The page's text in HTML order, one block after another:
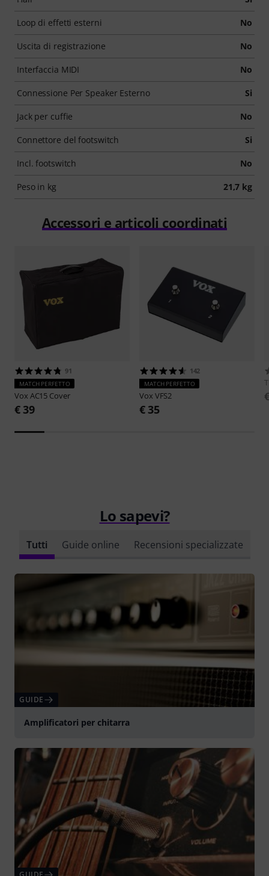
Loop di effetti esterni No
Uscita di registrazione No
Interfaccia MIDI No
Connessione Per Speaker Esterno Si
Jack per cuffie No
Connettore del footswitch Si
Incl. footswitch No
Peso in kg 21,7 kg
Accessori e articoli coordinati
91
MATCH PERFETTO
Vox AC15 Cover
€ 39
142
MATCH PERFETTO
Vox VFS2
€ 35
Lo sapevi?
Tutti Guide online Recensioni specializzate
GUIDE
Amplificatori per chitarra